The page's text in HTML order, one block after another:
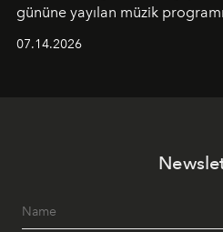
gününe yayılan müzik
07.14.2026